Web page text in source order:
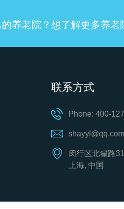
养老院？想了解更多养老
联系方式
Phone: 400-
shayyl@qq.com
闵行区北翟路
上海, 中国